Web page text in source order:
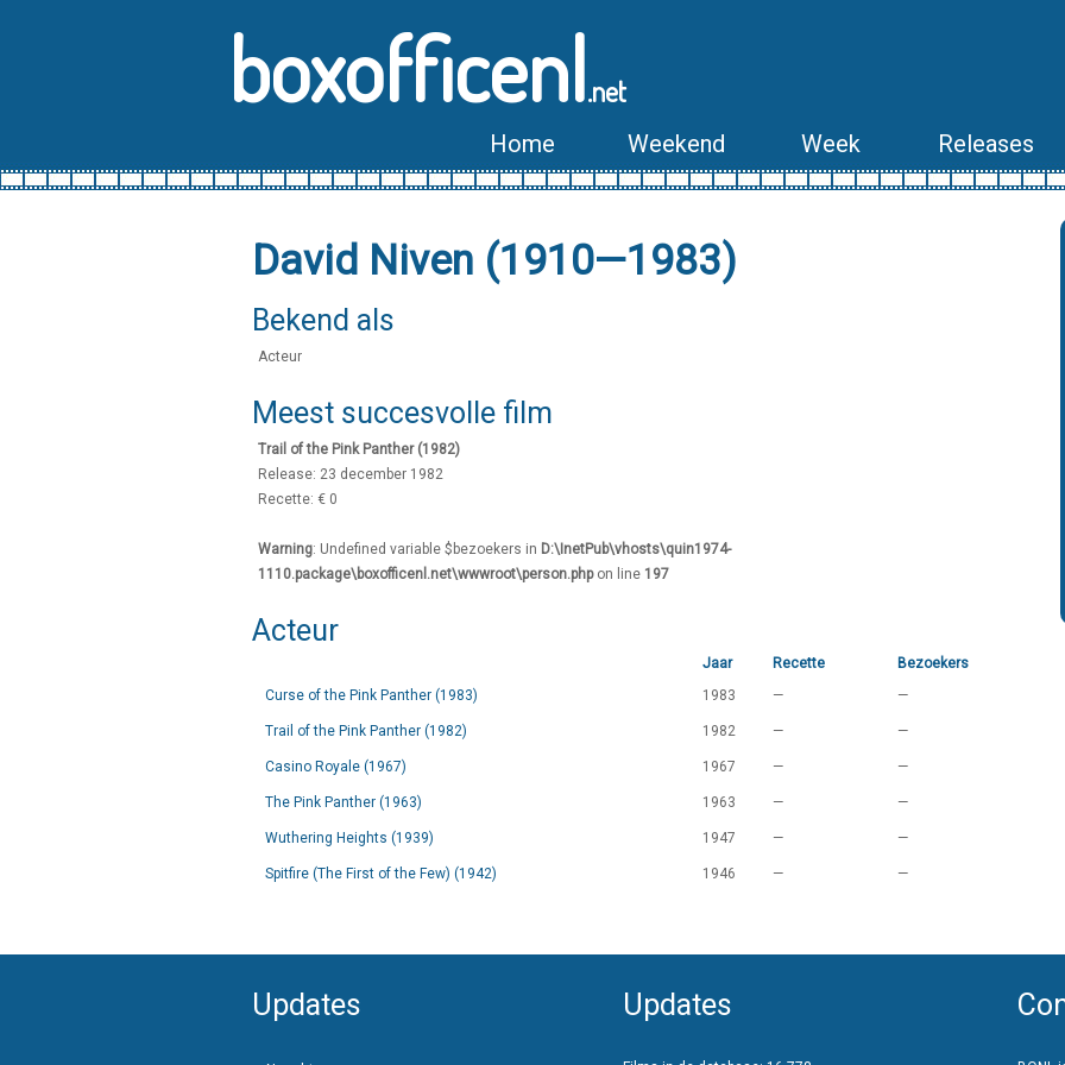
boxofficenl.net
Home Weekend Week Releases
David Niven (1910—1983)
Bekend als
Acteur
Meest succesvolle film
Trail of the Pink Panther (1982)
Release: 23 december 1982
Recette: € 0
Warning: Undefined variable $bezoekers in D:\InetPub\vhosts\quin1974-
1110.package\boxofficenl.net\wwwroot\person.phpon line 197
Acteur
Jaar Recette
Bezoekers
Curse of the Pink Panther (1983)
1983 — —
Trail of the Pink Panther (1982) 1982 — —
Casino Royale (1967) 1967 — —
The Pink Panther (1963) 1963 — —
Wuthering Heights (1939) 1947 — —
Spitfire (The First of the Few) (1942) 1946 — —
Updates Updates